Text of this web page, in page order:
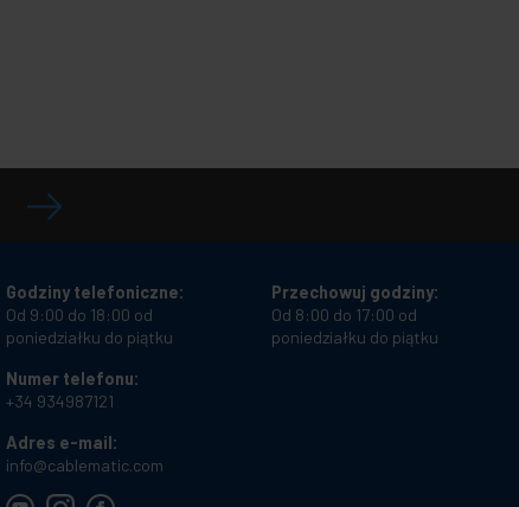
Godziny telefoniczne:
Od 9:00 do 18:00 od
poniedziałku do piątku
Numer telefonu:
+34 934987121
Adres e-mail:
info@cablematic.com
Przechowuj godziny:
Od 8:00 do 17:00 od
poniedziałku do piątku